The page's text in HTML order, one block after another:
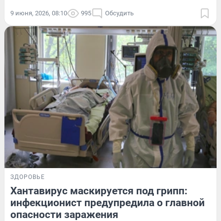
9 июня, 2026, 08:10 995 Обсудить
ЗДОРОВЬЕ
Хантавирус маскируется под грипп:
инфекционист предупредила о главной
опасности заражения